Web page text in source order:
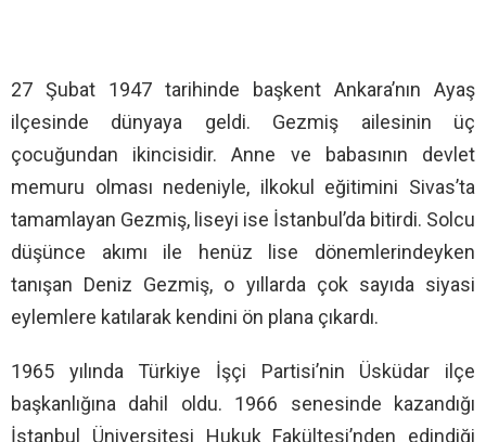
27 Şubat 1947 tarihinde başkent Ankara’nın Ayaş
ilçesinde dünyaya geldi. Gezmiş ailesinin üç
çocuğundan ikincisidir. Anne ve babasının devlet
memuru olması nedeniyle, ilkokul eğitimini Sivas’ta
tamamlayan Gezmiş, liseyi ise İstanbul’da bitirdi. Solcu
düşünce akımı ile henüz lise dönemlerindeyken
tanışan Deniz Gezmiş, o yıllarda çok sayıda siyasi
eylemlere katılarak kendini ön plana çıkardı.
1965 yılında Türkiye İşçi Partisi’nin Üsküdar ilçe
başkanlığına dahil oldu. 1966 senesinde kazandığı
İstanbul Üniversitesi Hukuk Fakültesi’nden edindiği